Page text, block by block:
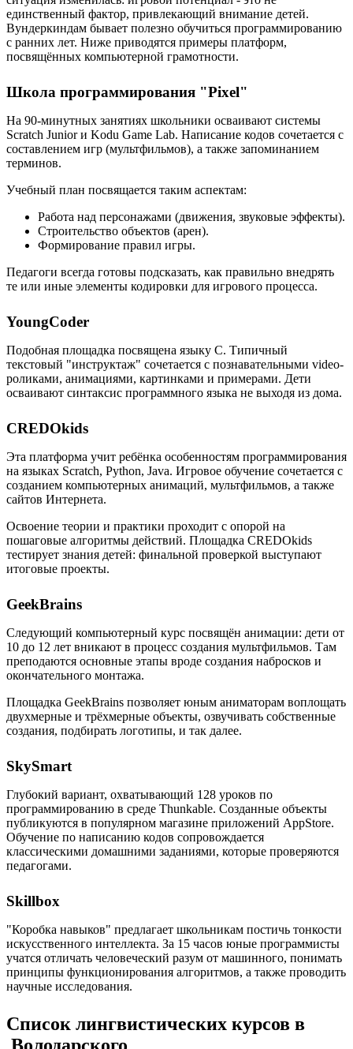
единственный фактор, привлекающий внимание детей.
Вундеркиндам бывает полезно обучиться программированию
с ранних лет. Ниже приводятся примеры платформ,
посвящённых компьютерной грамотности.
Школа программирования "Pixel"
На 90-минутных занятиях школьники осваивают системы
Scratch Junior и Kodu Game Lab. Написание кодов сочетается с
составлением игр (мультфильмов), а также запоминанием
терминов.
Учебный план посвящается таким аспектам:
Работа над персонажами (движения, звуковые эффекты).
Строительство объектов (арен).
Формирование правил игры.
Педагоги всегда готовы подсказать, как правильно внедрять
те или иные элементы кодировки для игрового процесса.
YoungCoder
Подобная площадка посвящена языку C. Типичный
текстовый "инструктаж" сочетается с познавательными video-
роликами, анимациями, картинками и примерами. Дети
осваивают синтаксис программного языка не выходя из дома.
CREDOkids
Эта платформа учит ребёнка особенностям программирования
на языках Scratch, Python, Java. Игровое обучение сочетается с
созданием компьютерных анимаций, мультфильмов, а также
сайтов Интернета.
Освоение теории и практики проходит с опорой на
пошаговые алгоритмы действий. Площадка CREDOkids
тестирует знания детей: финальной проверкой выступают
итоговые проекты.
GeekBrains
Следующий компьютерный курс посвящён анимации: дети от
10 до 12 лет вникают в процесс создания мультфильмов. Там
преподаются основные этапы вроде создания набросков и
окончательного монтажа.
Площадка GeekBrains позволяет юным аниматорам воплощать
двухмерные и трёхмерные объекты, озвучивать собственные
создания, подбирать логотипы, и так далее.
SkySmart
Глубокий вариант, охватывающий 128 уроков по
программированию в среде Thunkable. Созданные объекты
публикуются в популярном магазине приложений AppStore.
Обучение по написанию кодов сопровождается
классическими домашними заданиями, которые проверяются
педагогами.
Skillbox
"Коробка навыков" предлагает школьникам постичь тонкости
искусственного интеллекта. За 15 часов юные программисты
учатся отличать человеческий разум от машинного, понимать
принципы функционирования алгоритмов, а также проводить
научные исследования.
Список лингвистических курсов в